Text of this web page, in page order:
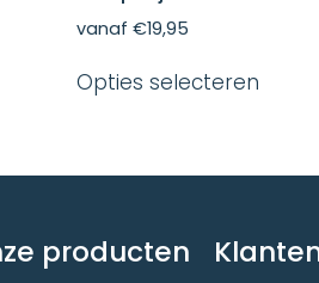
vanaf €19,95
Opties selecteren
Deze
producten